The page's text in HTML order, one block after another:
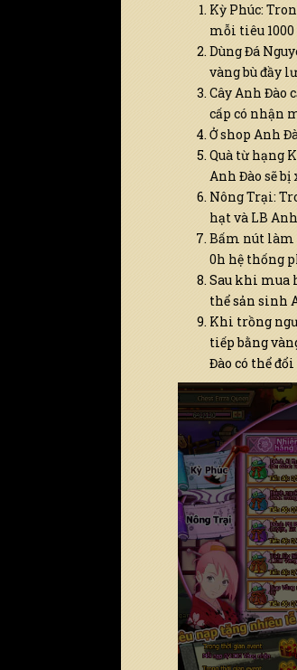
Kỳ Phúc:
mỗi tiêu 1000
Dùng Đá
vàng bù đầy
Cây Anh Đào
cấp có nhận
Ở shop Anh
Quà từ hạng
Anh Đào sẽ
Nông Trại:
hạt và LB
Bấm nút làm
0h hệ thống
Sau khi mua
thể sản sinh
Khi trồng
tiếp bằng
Đào có thể